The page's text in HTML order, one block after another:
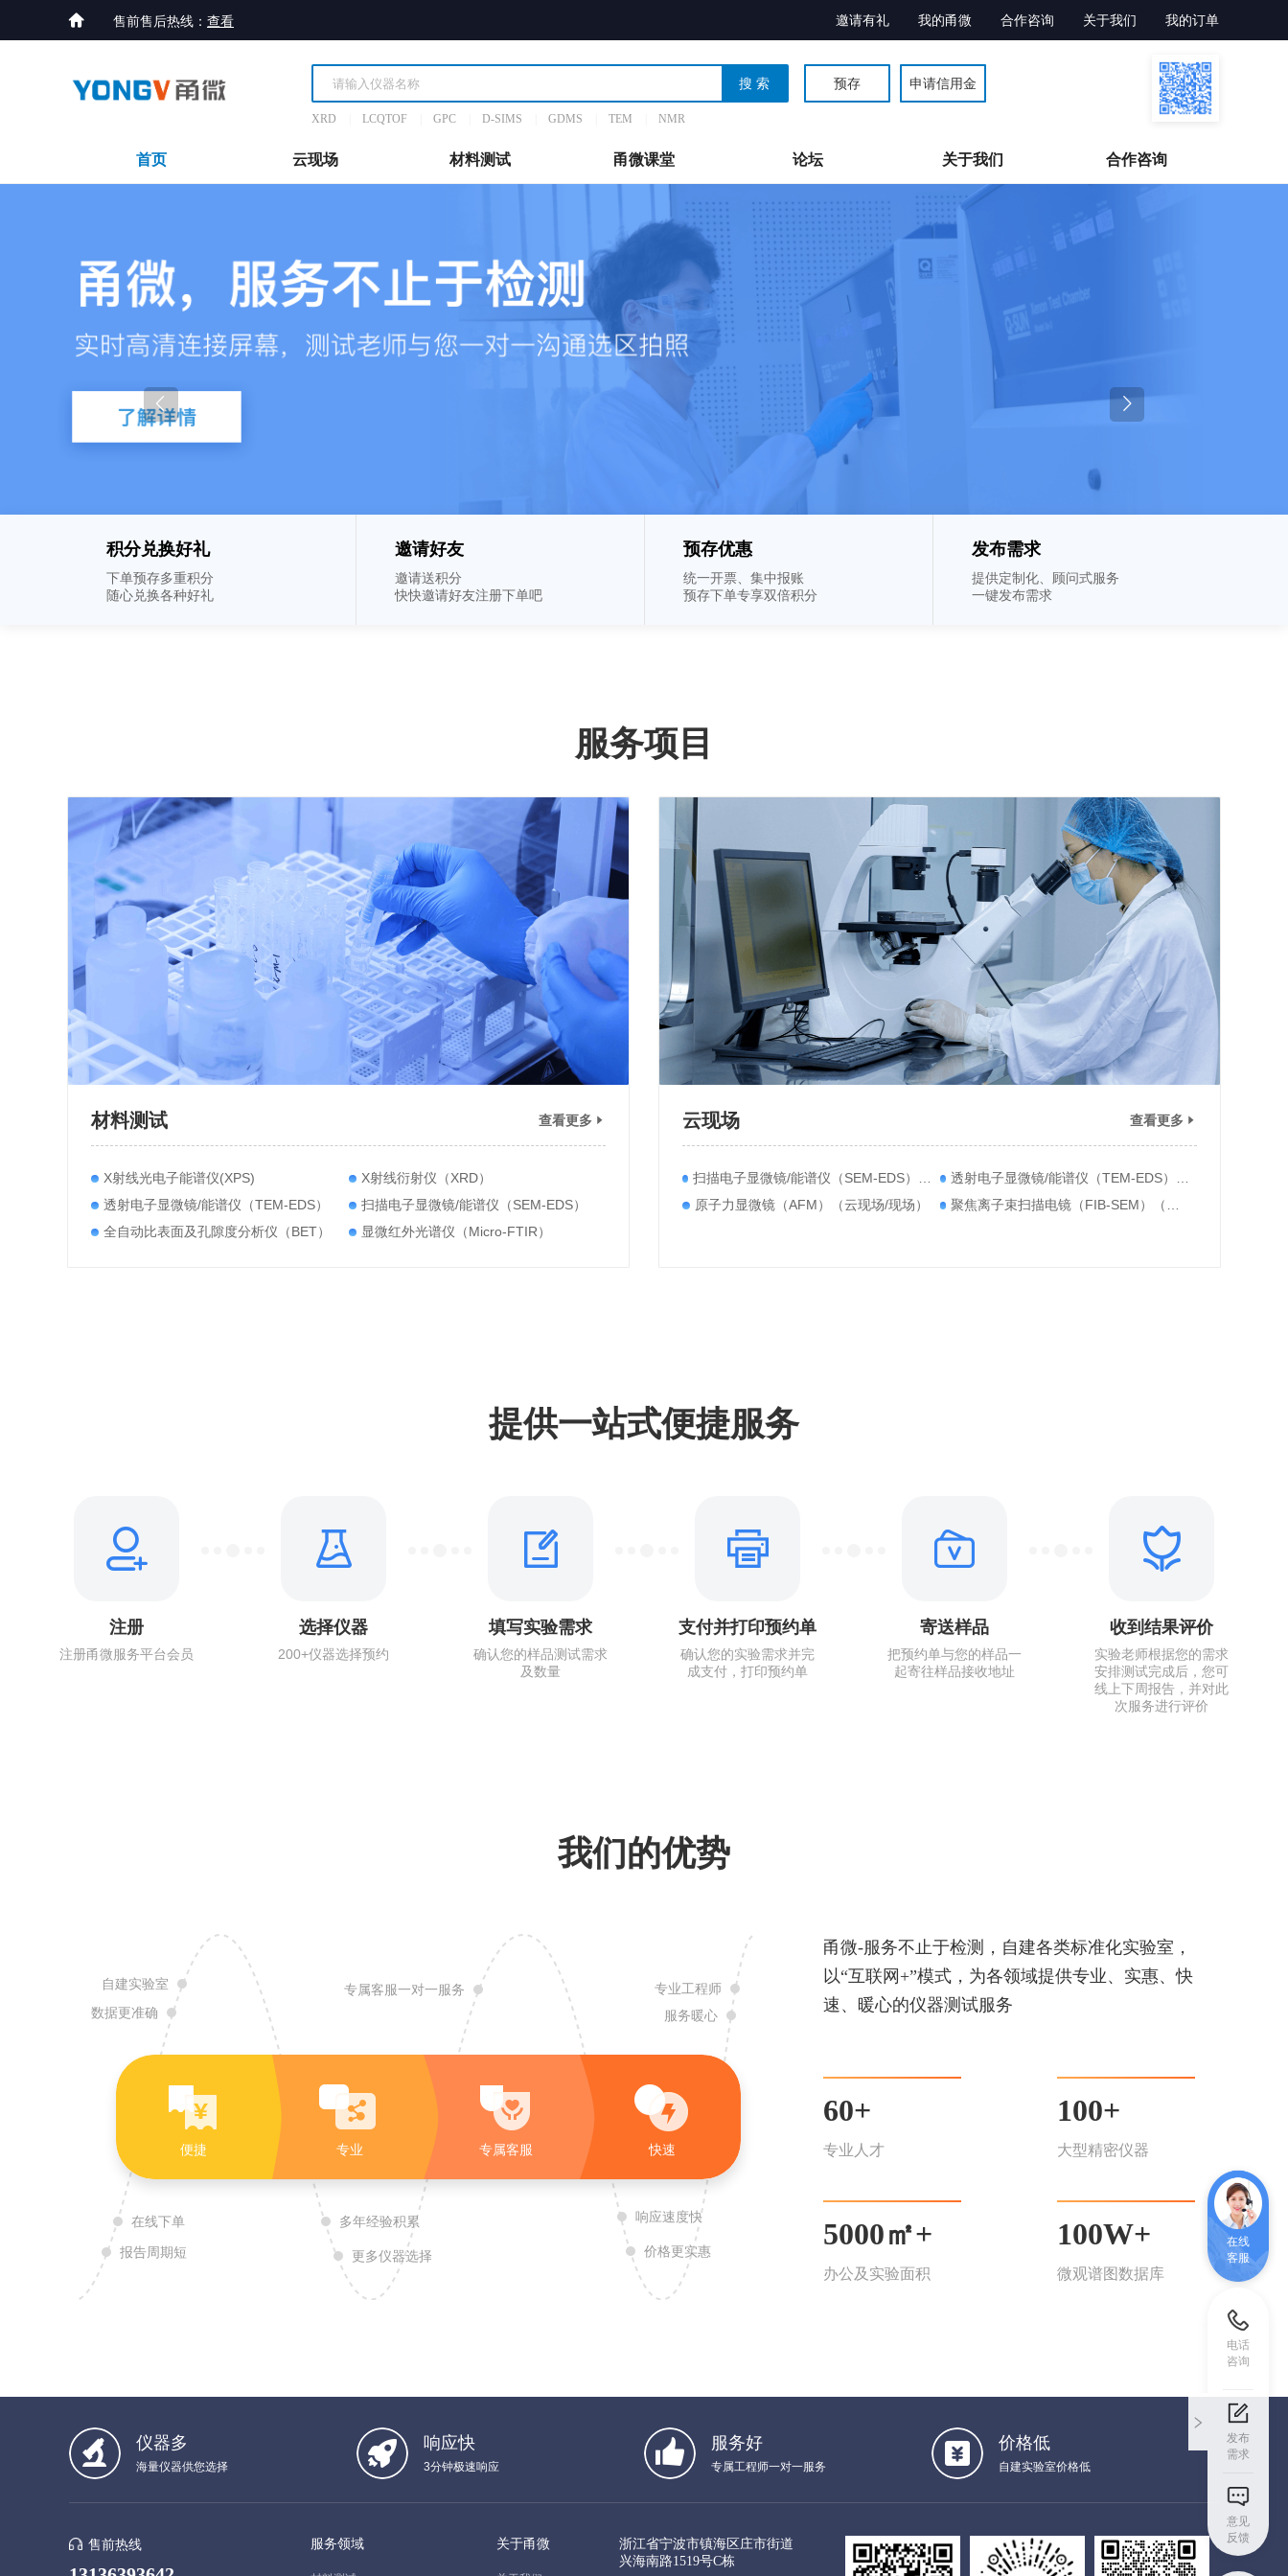
在线
客服
电话
咨询
发布
需求
意见
反馈
 售前售后热线： 查看 邀请有礼 我的甬微 合作咨询 关于我们 我的订单
XRD LCQTOF GPC D-SIMS GDMS TEM NMR
搜索 预存 申请信用金
首页 云现场 材料测试 甬微课堂 论坛 关于我们 合作咨询
积分兑换好礼
下单预存多重积分
随心兑换各种好礼
邀请好友
邀请送积分
快快邀请好友注册下单吧
预存优惠
统一开票、集中报账
预存下单专享双倍积分
发布需求
提供定制化、顾问式服务
一键发布需求
服务项目
材料测试 查看更多
X射线光电子能谱仪(XPS)
X射线衍射仪（XRD）
透射电子显微镜/能谱仪（TEM-EDS）
扫描电子显微镜/能谱仪（SEM-EDS）
全自动比表面及孔隙度分析仪（BET）
显微红外光谱仪（Micro-FTIR）
云现场 查看更多
原子力显微镜（AFM）（云现场/现场）
提供一站式便捷服务
注册
注册甬微服务平台会员
选择仪器
200+仪器选择预约
填写实验需求
确认您的样品测试需求
及数量
支付并打印预约单
确认您的实验需求并完
成支付，打印预约单
寄送样品
把预约单与您的样品一
起寄往样品接收地址
收到结果评价
实验老师根据您的需求
安排测试完成后，您可
线上下周报告，并对此
次服务进行评价
我们的优势
报告周期短
在线下单
数据更准确
自建实验室
更多仪器选择
多年经验积累
专属客服一对一服务
响应速度快
价格更实惠
服务暖心
专业工程师
便捷 专业 专属客服 快速
甬微-服务不止于检测，自建各类标准化实验室，
以“互联网+”模式，为各领域提供专业、实惠、快
速、暖心的仪器测试服务
60+
专业人才
100+
大型精密仪器
5000㎡+
办公及实验面积
100W+
微观谱图数据库
仪器多
海量仪器供您选择
响应快
3分钟极速响应
服务好
专属工程师一对一服务
价格低
自建实验室价格低
售前热线 服务领域 关于甬微
浙江省宁波市镇海区庄市街道
兴海南路1519号C栋